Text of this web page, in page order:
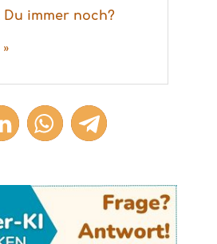
Du immer noch?
»